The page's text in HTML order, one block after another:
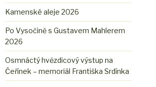
Kamenské aleje 2026
Po Vysočině s Gustavem Mahlerem
2026
Osmnáctý hvězdicový výstup na
Čeřínek – memoriál Františka Srdínka